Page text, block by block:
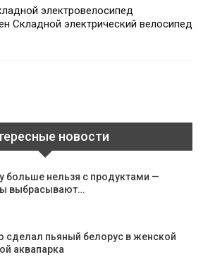
электровелосипед
Складной электрический велосипед
новости
больше нельзя с продуктами —
выбрасывают…
сделал пьяный белорус в женской
аквапарка